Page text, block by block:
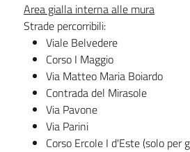
Area gialla interna alle mura
Strade percorribili:
Viale Belvedere
Corso I Maggio
Via Matteo Maria Boiardo
Contrada del Mirasole
Via Pavone
Via Parini
Corso Ercole I d'Este (solo per